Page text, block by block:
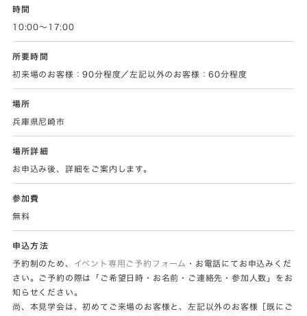
時間
10:00～17:00
所要時間
初来場のお客様：90分程度／左記以外のお客様：60分程度
場所
兵庫県尼崎市
場所詳細
お申込み後、詳細をご案内します。
参加費
無料
申込方法
予約制のため、 イベント専用ご予約フォーム
・お電話にてお申込みくだ
さい。ご予約の際は「ご希望日時・お名前・ご連絡先・参加人数」をお
知らせください。
尚、本見学会は、初めてご来場のお客様と、左記以外のお客様［既にご